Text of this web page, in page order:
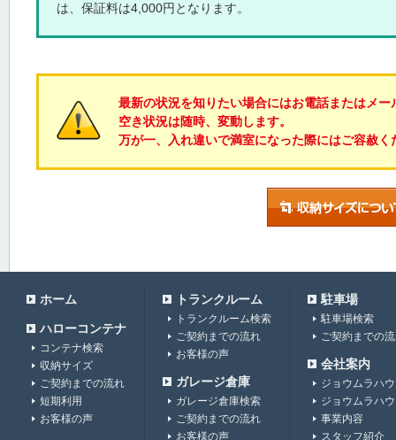
は、保証料は4,000円となります。
最新の状況を知りたい場合にはお電話またはメ
空き状況は随時、変動します。
万が一、入れ違いで満室になった際にはご容赦く
ホーム
ハローコンテナ
コンテナ検索
収納サイズ
ご契約までの流れ
短期利用
お客様の声
トランクルーム
トランクルーム検索
ご契約までの流れ
お客様の声
ガレージ倉庫
ガレージ倉庫検索
ご契約までの流れ
お客様の声
駐車場
駐車場検索
ご契約までの
会社案内
ジョウムラハ
ジョウムラハ
事業内容
スタッフ紹介